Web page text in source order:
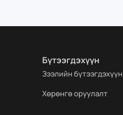
Бүтээгдэхүүн
Зээлийн бүтээгдэхүүн
Хөрөнгө оруулалт